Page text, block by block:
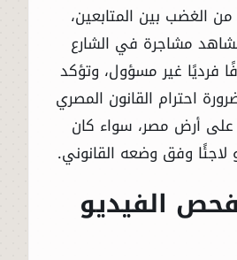
من الغضب بين المتابعين،
مشاجرة في الشارع
فرديًا غير مسؤول، وتؤكد
احترام القانون المصري
أرض مصر، سواء كان
لاجئًا وفق وضعه القانوني.
الفيديو